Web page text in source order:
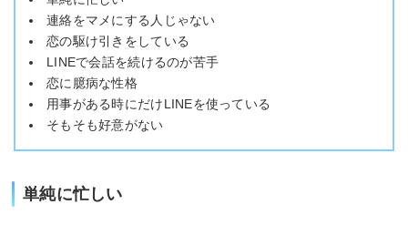
連絡をマメにする人じゃない
恋の駆け引きをしている
LINEで会話を続けるのが苦手
恋に臆病な性格
用事がある時にだけLINEを使っている
そもそも好意がない
単純に忙しい